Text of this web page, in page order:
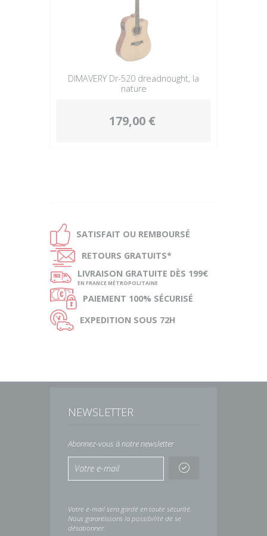
DIMAVERY Dr-520 dreadnought, la
nature
179,00 €
Ð SATISFAIT OU REMBOURSÉ
Ñ RETOURS GRATUITS*
ø LIVRAISON GRATUITE DÈS 199€
EN FRANCE MÉTROPOLITAINE
Ø PAIEMENT 100% SÉCURISÉ
Ù EXPEDITION SOUS 72H
NEWSLETTER
Abonnez-vous à notre newsletter
Votre e-mail sera gardé en toute sécurité.
Nous garantissons la possibilité de se
désabonner.